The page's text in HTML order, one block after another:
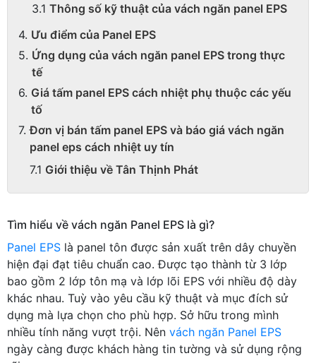
Thông số kỹ thuật của vách ngăn panel EPS
Ưu điểm của Panel EPS
Ứng dụng của vách ngăn panel EPS trong thực
tế
Giá tấm panel EPS cách nhiệt phụ thuộc các yếu
tố
Đơn vị bán tấm panel EPS và báo giá vách ngăn
panel eps cách nhiệt uy tín
Giới thiệu về Tân Thịnh Phát
Tìm hiểu về vách ngăn Panel EPS là gì?
Panel EPS là panel tôn được sản xuất trên dây chuyền
hiện đại đạt tiêu chuẩn cao. Được tạo thành từ 3 lớp
bao gồm 2 lớp tôn mạ và lớp lõi EPS với nhiều độ dày
khác nhau. Tuỳ vào yêu cầu kỹ thuật và mục đích sử
dụng mà lựa chọn cho phù hợp. Sở hữu trong mình
nhiều tính năng vượt trội. Nên vách ngăn Panel EPS
ngày càng được khách hàng tin tường và sử dụng rộng